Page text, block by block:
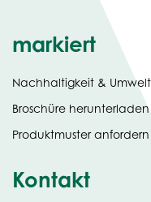
markiert
Nachhaltigkeit & Umwelt
Broschüre herunterladen
Produktmuster anfordern
Kontakt